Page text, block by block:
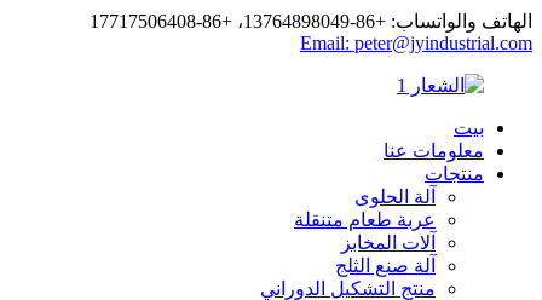
الهاتف والواتساب: +86-13764898049، +86-17717506408
Email: peter@jyindustrial.com
بيت
معلومات عنا
منتجات
آلة الحلوى
عربة طعام متنقلة
آلات المخابز
آلة صنع الثلج
منتج التشكيل الدوراني